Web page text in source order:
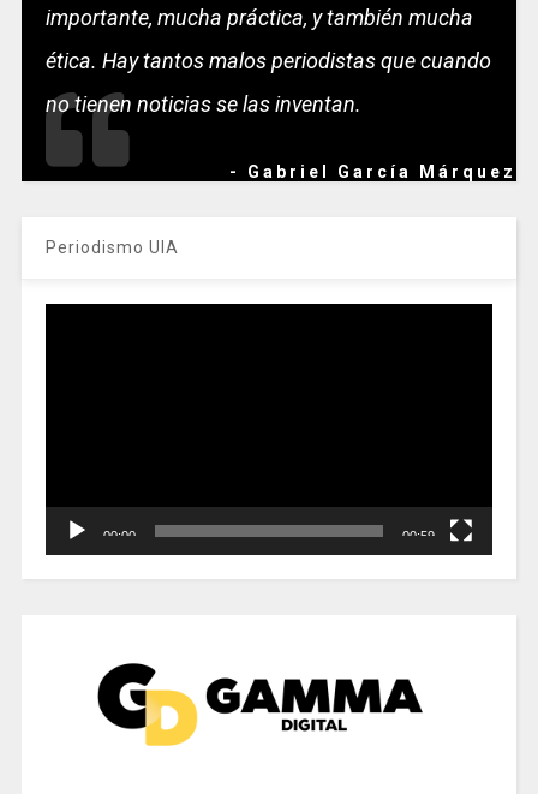
importante, mucha práctica, y también mucha
ética. Hay tantos malos periodistas que cuando
no tienen noticias se las inventan.
- Gabriel García Márquez
Periodismo UIA
00:00 00:59